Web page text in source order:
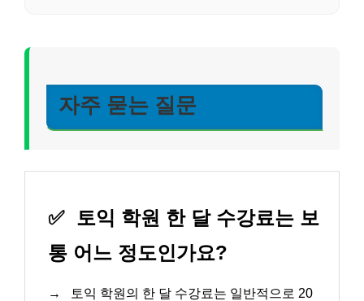
자주 묻는 질문
✅ 토익 학원 한 달 수강료는 보
통 어느 정도인가요?
→
토익 학원의 한 달 수강료는 일반적으로 20